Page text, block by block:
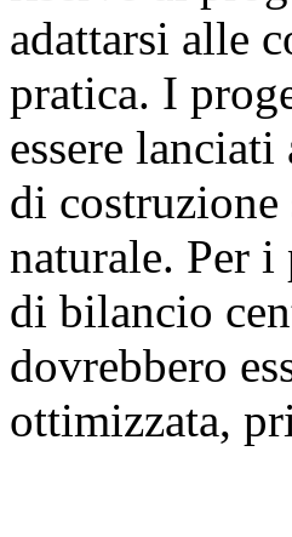
adattarsi alle
pratica. I
essere
di costruzione
naturale. Per
di bilancio
dovrebbero
ottimizzata,